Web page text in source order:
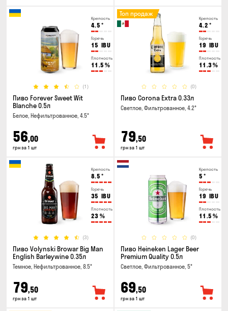
Крепость
4.5 °
Горечь
15 IBU
Плотность
11.5 %
(1)
Пиво Forever Sweet Wit
Blanche 0.5л
Белое, Нефильтрованное, 4.5°
56,00
грн за 1 шт
Крепость
4.2 °
Горечь
19 IBU
Плотность
11.3%
(0)
Топ продаж
Пиво Corona Extra 0.33л
Светлое, Фильтрованное, 4.2°
79,50
грн за 1 шт
Крепость
8.5 °
Горечь
35 IBU
Плотность
23 %
(3)
Пиво Volynski Browar Big Man
English Barleywine 0.35л
Темное, Нефильтрованное, 8.5°
79,50
грн за 1 шт
Крепость
5 °
Горечь
19 IBU
Плотность
11.5 %
(0)
Пиво Heineken Lager Beer
Premium Quality 0.5л
Светлое, Фильтрованное, 5°
69,50
грн за 1 шт